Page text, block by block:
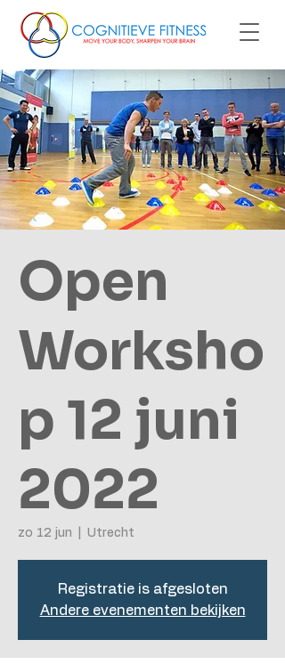
Open
Worksho
p 12 juni
2022
zo 12 jun Utrecht
Registratie is afgesloten
Andere evenementen bekijken